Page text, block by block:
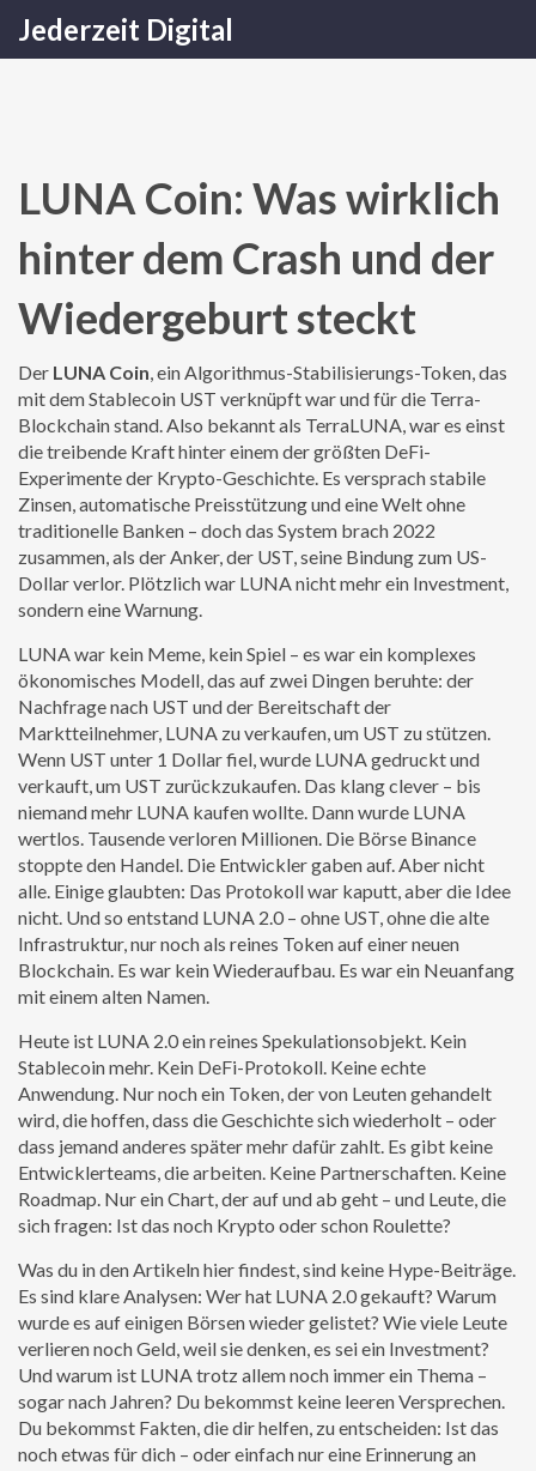
Jederzeit Digital
LUNA Coin: Was wirklich
hinter dem Crash und der
Wiedergeburt steckt
Der LUNA Coin,ein Algorithmus-Stabilisierungs-Token, das
mit dem Stablecoin UST verknüpft war und für die Terra-
Blockchain stand. Also bekannt als TerraLUNA, war es einst
die treibende Kraft hinter einem der größten DeFi-
Experimente der Krypto-Geschichte. Es versprach stabile
Zinsen, automatische Preisstützung und eine Welt ohne
traditionelle Banken – doch das System brach 2022
zusammen, als der Anker, der UST, seine Bindung zum US-
Dollar verlor. Plötzlich war LUNA nicht mehr ein Investment,
sondern eine Warnung.
LUNA war kein Meme, kein Spiel – es war ein komplexes
ökonomisches Modell, das auf zwei Dingen beruhte: der
Nachfrage nach UST und der Bereitschaft der
Marktteilnehmer, LUNA zu verkaufen, um UST zu stützen.
Wenn UST unter 1 Dollar fiel, wurde LUNA gedruckt und
verkauft, um UST zurückzukaufen. Das klang clever – bis
niemand mehr LUNA kaufen wollte. Dann wurde LUNA
wertlos. Tausende verloren Millionen. Die Börse Binance
stoppte den Handel. Die Entwickler gaben auf. Aber nicht
alle. Einige glaubten: Das Protokoll war kaputt, aber die Idee
nicht. Und so entstand LUNA 2.0 – ohne UST, ohne die alte
Infrastruktur, nur noch als reines Token auf einer neuen
Blockchain. Es war kein Wiederaufbau. Es war ein Neuanfang
mit einem alten Namen.
Heute ist LUNA 2.0 ein reines Spekulationsobjekt. Kein
Stablecoin mehr. Kein DeFi-Protokoll. Keine echte
Anwendung. Nur noch ein Token, der von Leuten gehandelt
wird, die hoffen, dass die Geschichte sich wiederholt – oder
dass jemand anderes später mehr dafür zahlt. Es gibt keine
Entwicklerteams, die arbeiten. Keine Partnerschaften. Keine
Roadmap. Nur ein Chart, der auf und ab geht – und Leute, die
sich fragen: Ist das noch Krypto oder schon Roulette?
Was du in den Artikeln hier findest, sind keine Hype-Beiträge.
Es sind klare Analysen: Wer hat LUNA 2.0 gekauft? Warum
wurde es auf einigen Börsen wieder gelistet? Wie viele Leute
verlieren noch Geld, weil sie denken, es sei ein Investment?
Und warum ist LUNA trotz allem noch immer ein Thema –
sogar nach Jahren? Du bekommst keine leeren Versprechen.
Du bekommst Fakten, die dir helfen, zu entscheiden: Ist das
noch etwas für dich – oder einfach nur eine Erinnerung an